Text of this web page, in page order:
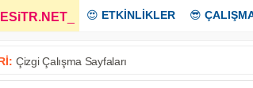
😍 ETKİNLİKLER 😎
Çizgi Çalışma Sayfaları